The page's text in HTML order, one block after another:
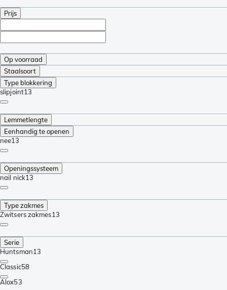
Prijs
Op voorraad
Staalsoort
Type blokkering
slipjoint13
Lemmetlengte
Eenhandig te openen
nee13
Openingssysteem
nail nick13
Type zakmes
Zwitsers zakmes13
Serie
Huntsman13
Classic58
Alox53